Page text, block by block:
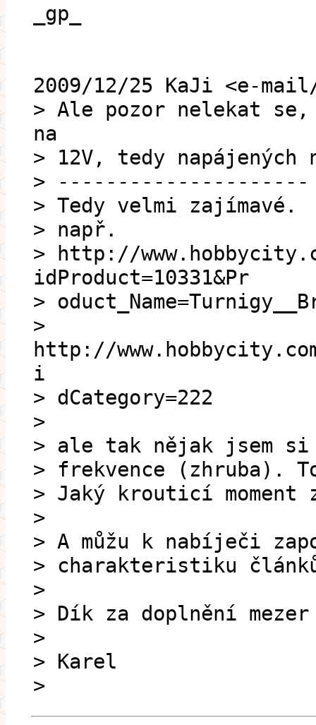
_gp_
2009/12/25 KaJi <e-
> Ale pozor nelekat se,
na
> 12V, tedy
> ---------------------
> Tedy velmi zajímavé.
> např.
> http://
idProduct=10331&Pr
>
>
http://
i
> dCategory=222
>
> ale tak nějak jsem si
> frekvence (zhruba).
> Jaký krouticí moment
>
> A můžu k nabíječi
> charakteristiku
>
> Dík za doplnění
>
> Karel
>